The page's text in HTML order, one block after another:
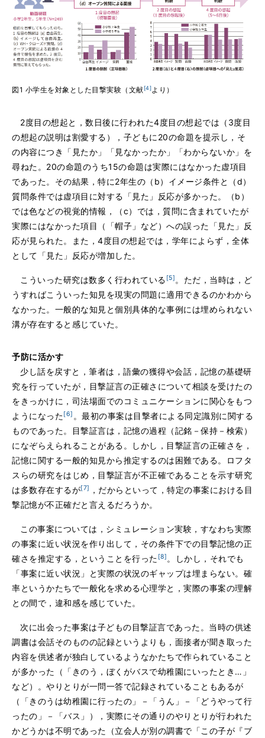
図1 小学生を対象とした目撃実験（文献[4]より）
2度目の想起と，数日後に行われた4度目の想起では（3度目
の想起の説明は割愛する），子どもに20の命題を提示し，そ
の内容につき「見たか」「見なかったか」「わからないか」を
尋ねた。20の命題のうち15の命題は実際にはなかった虚項目
であった。その結果，特に2年生の（b）イメージ条件と（d）
質問条件では虚項目に対する「見た」反応が多かった。（b）
では色などの視覚的情報，（c）では，質問に含まれていたが
実際にはなかった項目（「帽子」など）への誤った「見た」反
応が見られた。また，4度目の想起では，学年によらず，全体
として「見た」反応が増加した。
こういった研究は数多く行われている [5] 。ただ，当時は，ど
うすればこういった知見を現実の問題に適用できるのかわから
なかった。一般的な知見と個別具体的な事例には埋められない
溝が存在すると感じていた。
予防に活かす
少し話を戻すと，筆者は，語彙の獲得や会話，記憶の基礎研
究を行っていたが，目撃証言の正確さについて相談を受けたの
をきっかけに，司法場面でのコミュニケーションに関心をもつ
ようになった[6] 。最初の事案は目撃者による同定識別に関する
ものであった。目撃証言は，記憶の過程（記銘－保持－検索）
になぞらえられることがある。しかし，目撃証言の正確さを，
記憶に関する一般的知見から推定するのは困難である。ロフタ
スらの研究をはじめ，目撃証言が不正確であることを示す研究
は多数存在するが[7]
，だからといって，特定の事案における目
撃記憶が不正確だと言えるだろうか。
この事案については，シミュレーション実験，すなわち実際
の事案に近い状況を作り出して，その条件下での目撃記憶の正
確さを推定する，ということを行った [8] 。しかし，それでも
「事案に近い状況」と実際の状況のギャップは埋まらない。確
率というかたちで一般化を求める心理学と，実際の事案の理解
との間で，違和感を感じていた。
次に出会った事案は子どもの目撃証言であった。当時の供述
調書は会話そのものの記録というよりも，面接者が聞き取った
内容を供述者が独白しているようなかたちで作られていること
が多かった（「きのう，ぼくがバスで幼稚園にいったとき…」
など）。やりとりが一問一答で記録されていることもあるが
（「きのうは幼稚園に行ったの」－「うん」－「どうやって行
ったの」－「バス」），実際にその通りのやりとりが行われた
かどうかは不明であった（立会人が別の調書で「この子が『ブ